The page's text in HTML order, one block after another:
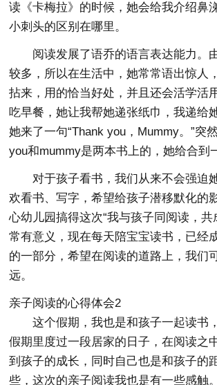
读《卡梅拉》的时候，她会给我介绍鼻
小刺头的区别在哪里。
阅读发展了语乔的语言表达能力。
较多，所以在生活中，她常常语出惊人
拈来，用的恰当好处，并且还会活学活
吃早餐，她让我帮她递张纸巾，我递给
她来了一句“Thank you，Mummy。”突
you和mummy是两本书上的，她给合到
对于孩子看书，我们从来不会强迫
欢看书、写字，希望给孩子潜移默化的
心幼儿园搞得这次“我与孩子同阅读，共
常有意义，现在每天陪宝宝读书，已经
的一部分，希望在阅读的道路上，我们
远。
亲子阅读的心得体会2
这个假期，我也是和孩子一起读书
假期里度过一段居家的日子，在阅读之
到孩子的成长，同时自己也是和孩子的
些，这次的亲子阅读我也是有一些感触。